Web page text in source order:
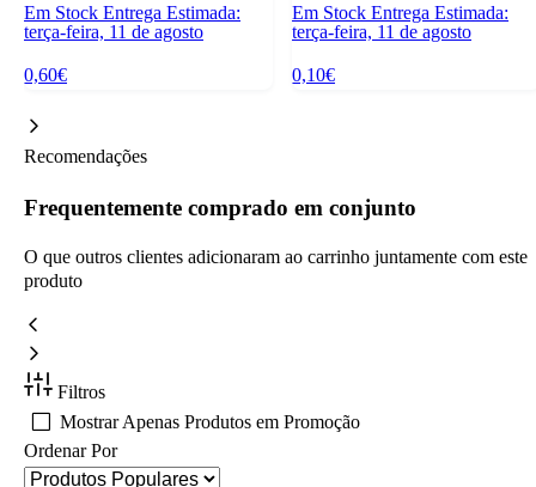
Em Stock Entrega Estimada:
terça-feira, 11 de agosto
0,60€
Em Stock Entrega Estimada:
terça-feira, 11 de agosto
0,10€
Recomendações
Frequentemente comprado em conjunto
O que outros clientes adicionaram ao carrinho juntamente com este
produto
Filtros
Mostrar Apenas Produtos em Promoção
Ordenar Por